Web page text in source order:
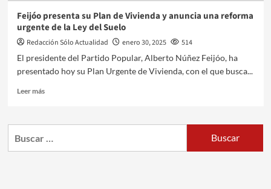
Feijóo presenta su Plan de Vivienda y anuncia una reforma
urgente de la Ley del Suelo
Redacción Sólo Actualidad enero 30, 2025
514
El presidente del Partido Popular, Alberto Núñez Feijóo, ha
presentado hoy su Plan Urgente de Vivienda, con el que busca...
Leer más